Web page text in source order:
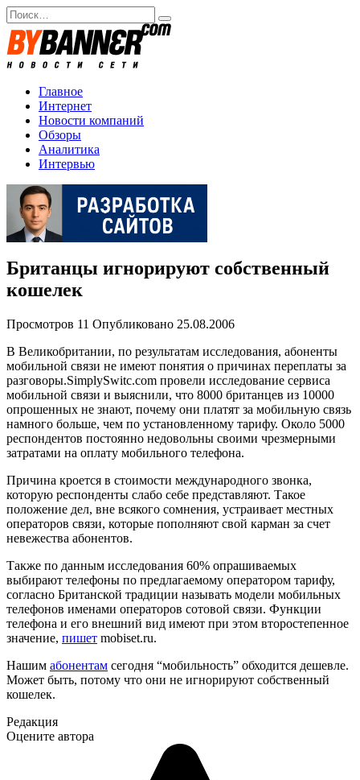
Перейти
к
содержанию
Search
for:
Главное
Интернет
Новости компаний
Обзоры
Аналитика
Интервью
Британцы игнорируют собственный
кошелек
Просмотров 11 Опубликовано 25.08.2006
В Великобритании, по результатам исследования, абоненты
мобильной связи не имеют понятия о причинах переплаты за
разговоры.SimplySwitc.com провели исследование сервиса
мобильной связи и выяснили, что 8000 британцев из 10000
опрошенных не знают, почему они платят за мобильную связь
намного больше, чем по установленному тарифу. Около 5000
респондентов постоянно недовольны своими чрезмерными
затратами на оплату мобильного телефона.
Причина кроется в стоимости международного звонка,
которую респонденты слабо себе представляют. Такое
положение дел, вне всякого сомнения, устраивает местных
операторов связи, которые пополняют свой карман за счет
невежества абонентов.
Также по данным исследования 60% опрашиваемых
выбирают телефоны по предлагаемому оператором тарифу,
согласно Британской традиции называть модели мобильных
телефонов именами операторов сотовой связи. Функции
телефона и его внешний вид имеют при этом второстепенное
значение, пишет mobiset.ru.
Нашим абонентам сегодня “мобильность” обходится дешевле.
Может быть, потому что они не игнорируют собственный
кошелек.
Редакция
Оцените автора